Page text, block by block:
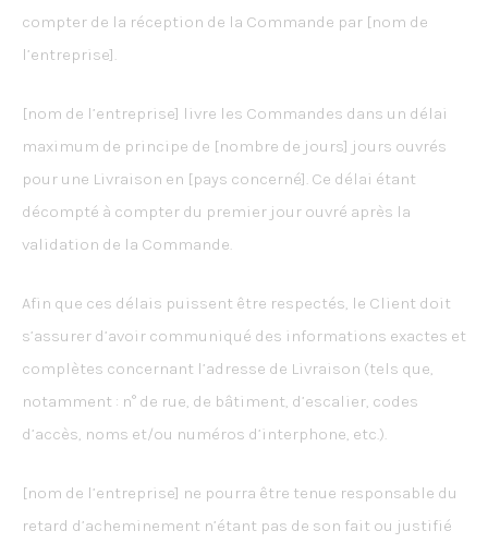
compter de la réception de la Commande par [nom de
l’entreprise].
[nom de l’entreprise] livre les Commandes dans un délai
maximum de principe de [nombre de jours] jours ouvrés
pour une Livraison en [pays concerné]. Ce délai étant
décompté à compter du premier jour ouvré après la
validation de la Commande.
Afin que ces délais puissent être respectés, le Client doit
s’assurer d’avoir communiqué des informations exactes et
complètes concernant l’adresse de Livraison (tels que,
notamment : n° de rue, de bâtiment, d’escalier, codes
d’accès, noms et/ou numéros d’interphone, etc.).
[nom de l’entreprise] ne pourra être tenue responsable du
retard d’acheminement n’étant pas de son fait ou justifié